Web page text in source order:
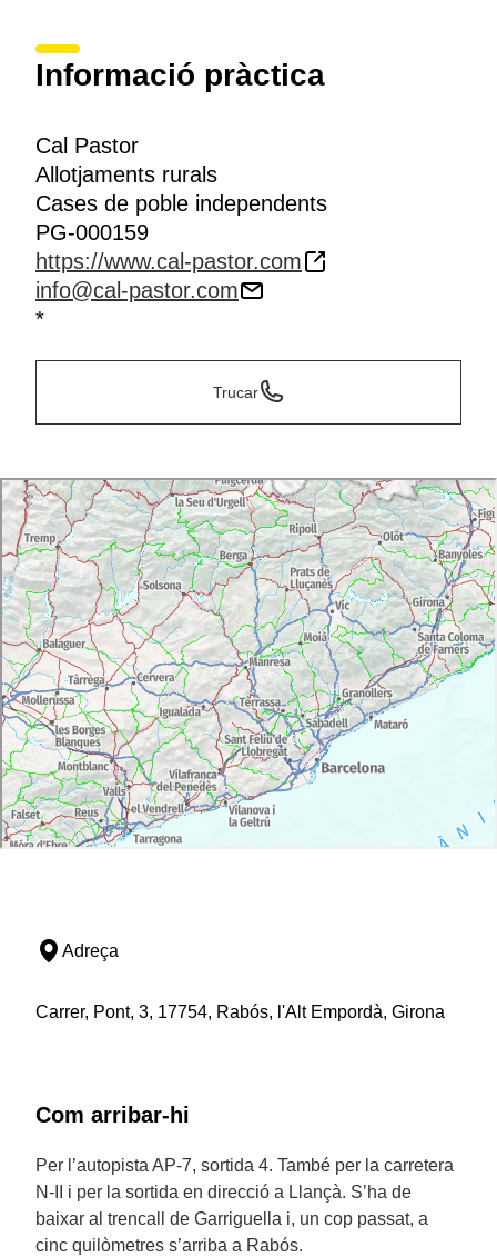
Informació pràctica
Cal Pastor
Allotjaments rurals
Cases de poble independents
PG-000159
https://www.cal-pastor.com
info@cal-pastor.com
*
Trucar
Adreça
Carrer, Pont, 3, 17754, Rabós, l'Alt Empordà, Girona
Com arribar-hi
Per l’autopista AP-7, sortida 4. També per la carretera
N-II i per la sortida en direcció a Llançà. S’ha de
baixar al trencall de Garriguella i, un cop passat, a
cinc quilòmetres s’arriba a Rabós.